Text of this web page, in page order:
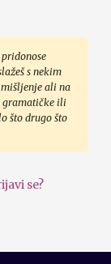
s nekim
ali na
gramatičke ili
što drugo što
se?